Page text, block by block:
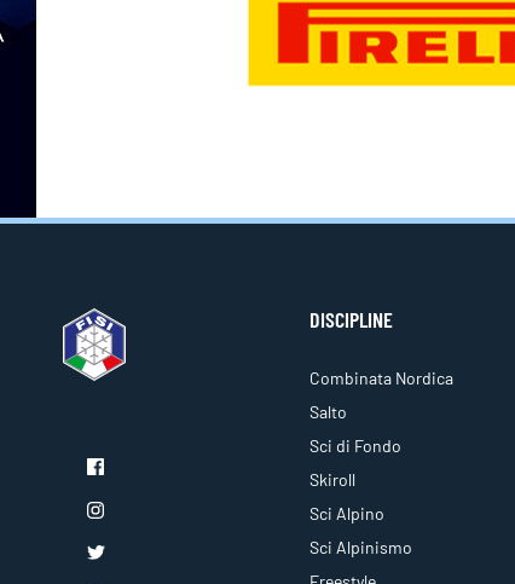
DISCIPLINE
Combinata Nordica
Salto
Sci di Fondo
Skiroll
Sci Alpino
Sci Alpinismo